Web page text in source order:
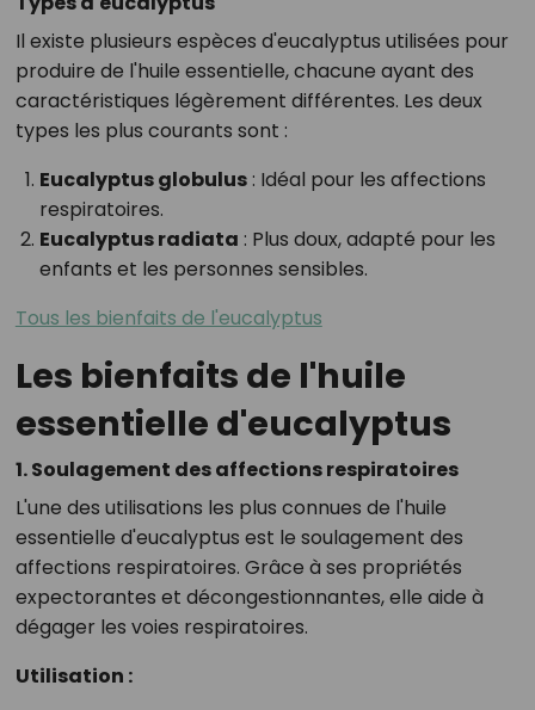
Il existe plusieurs espèces d'eucalyptus utilisées pour
produire de l'huile essentielle, chacune ayant des
caractéristiques légèrement différentes. Les deux
types les plus courants sont :
Eucalyptus globulus: Idéal pour les affections
respiratoires.
Eucalyptus radiata : Plus doux, adapté pour les
enfants et les personnes sensibles.
Tous les bienfaits de l'eucalyptus
Les bienfaits de l'huile
essentielle d'eucalyptus
1. Soulagement des affections respiratoires
L'une des utilisations les plus connues de l'huile
essentielle d'eucalyptus est le soulagement des
affections respiratoires. Grâce à ses propriétés
expectorantes et décongestionnantes, elle aide à
dégager les voies respiratoires.
Utilisation :